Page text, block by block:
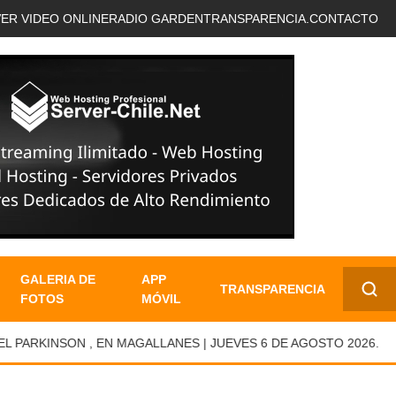
VIDEO ONLINERADIO GARDENTRANSPARENCIA. CONTACTO
GALERIA DE
FOTOS
APP
MÓVIL
TRANSPARENCIA
✕
, EN MAGALLANES | JUEVES 6 DE AGOSTO 2026.